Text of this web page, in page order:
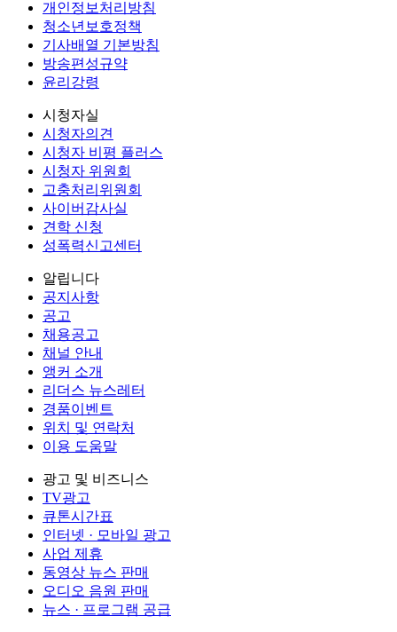
개인정보처리방침
청소년보호정책
기사배열 기본방침
방송편성규약
윤리강령
시청자실
시청자의견
시청자 비평 플러스
시청자 위원회
고충처리위원회
사이버감사실
견학 신청
성폭력신고센터
알립니다
공지사항
공고
채용공고
채널 안내
앵커 소개
리더스 뉴스레터
경품이벤트
위치 및 연락처
이용 도움말
광고 및 비즈니스
TV광고
큐톤시간표
인터넷 · 모바일 광고
사업 제휴
동영상 뉴스 판매
오디오 음원 판매
뉴스 · 프로그램 공급